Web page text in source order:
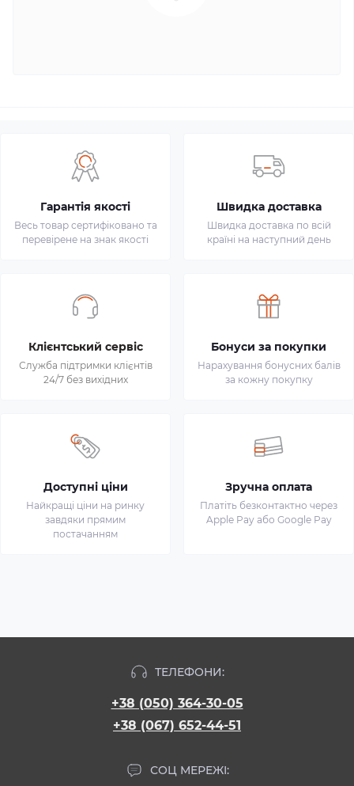
Гарантія якості
Весь товар сертифіковано та
перевірене на знак якості
Швидка доставка
Швидка доставка по всій
країні на наступний день
Клієнтський сервіс
Служба підтримки клієнтів
24/7 без вихідних
Бонуси за покупки
Нарахування бонусних балів
за кожну покупку
Доступні ціни
Найкращі ціни на ринку
завдяки прямим
постачанням
Зручна оплата
Платіть безконтактно через
Apple Pay або Google Pay
ТЕЛЕФОНИ:
+38 (050) 364-30-05
+38 (067) 652-44-51
СОЦ МЕРЕЖІ: